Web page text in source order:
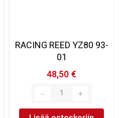
RACING REED YZ80 93-
01
48,50 €